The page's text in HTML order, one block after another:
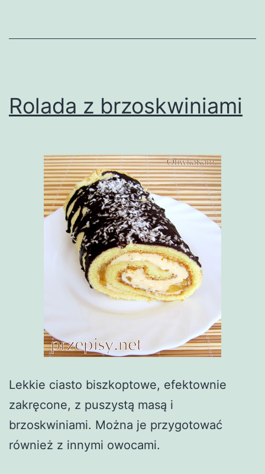
Rolada z brzoskwiniami
Lekkie ciasto biszkoptowe, efektownie
zakręcone, z puszystą masą i
brzoskwiniami. Można je przygotować
również z innymi owocami.